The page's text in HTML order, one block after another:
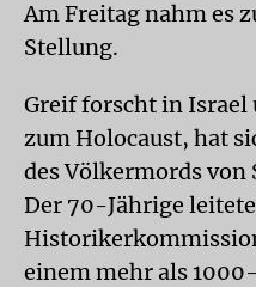
Am Freitag nahm es
Stellung.
Greif forscht in Israel
zum Holocaust, hat
des Völkermords von
Der 70-Jährige
einem mehr als